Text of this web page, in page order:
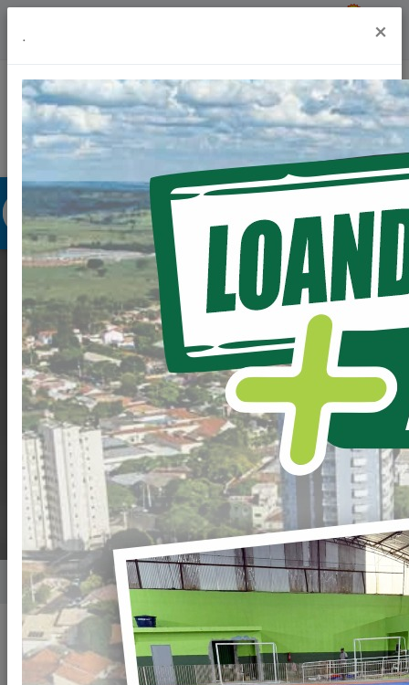
ENTREGA DO MEU
CAMPINHO FABIO
ARCANJO DE LIMA,
(PROFESSOR FABIO
LIMA)
Home Notícias
Publicado em: 13/12/2023 08:00
. ×